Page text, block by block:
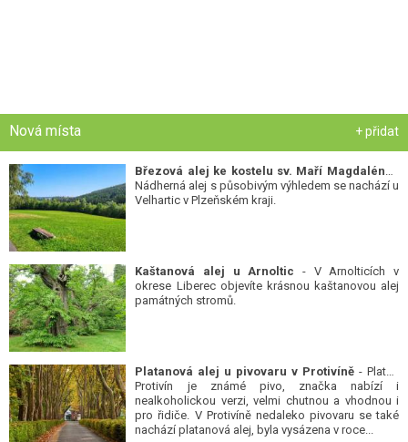
Nová místa + přidat
Nádherná alej s působivým výhledem se nachází u
Velhartic v Plzeňském kraji.
Kaštanová alej u Arnoltic - V Arnolticích v
okrese Liberec objevíte krásnou kaštanovou alej
památných stromů.
Platanová alej u pivovaru v Protivíně - Platan
Protivín je známé pivo, značka nabízí i
nealkoholickou verzi, velmi chutnou a vhodnou i
pro řidiče. V Protivíně nedaleko pivovaru se také
nachází platanová alej, byla vysázena v roce...